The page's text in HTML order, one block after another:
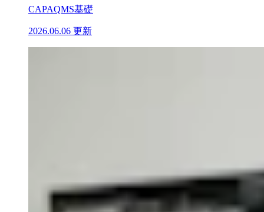
CAPAQMS基礎
2026.06.06 更新